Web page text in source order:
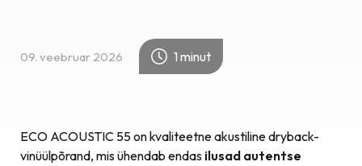
09. veebruar 2026 1 minut
ECO ACOUSTIC 55 on kvaliteetne akustiline dryback-
vinüülpõrand, mis ühendab endas ilusad autentse